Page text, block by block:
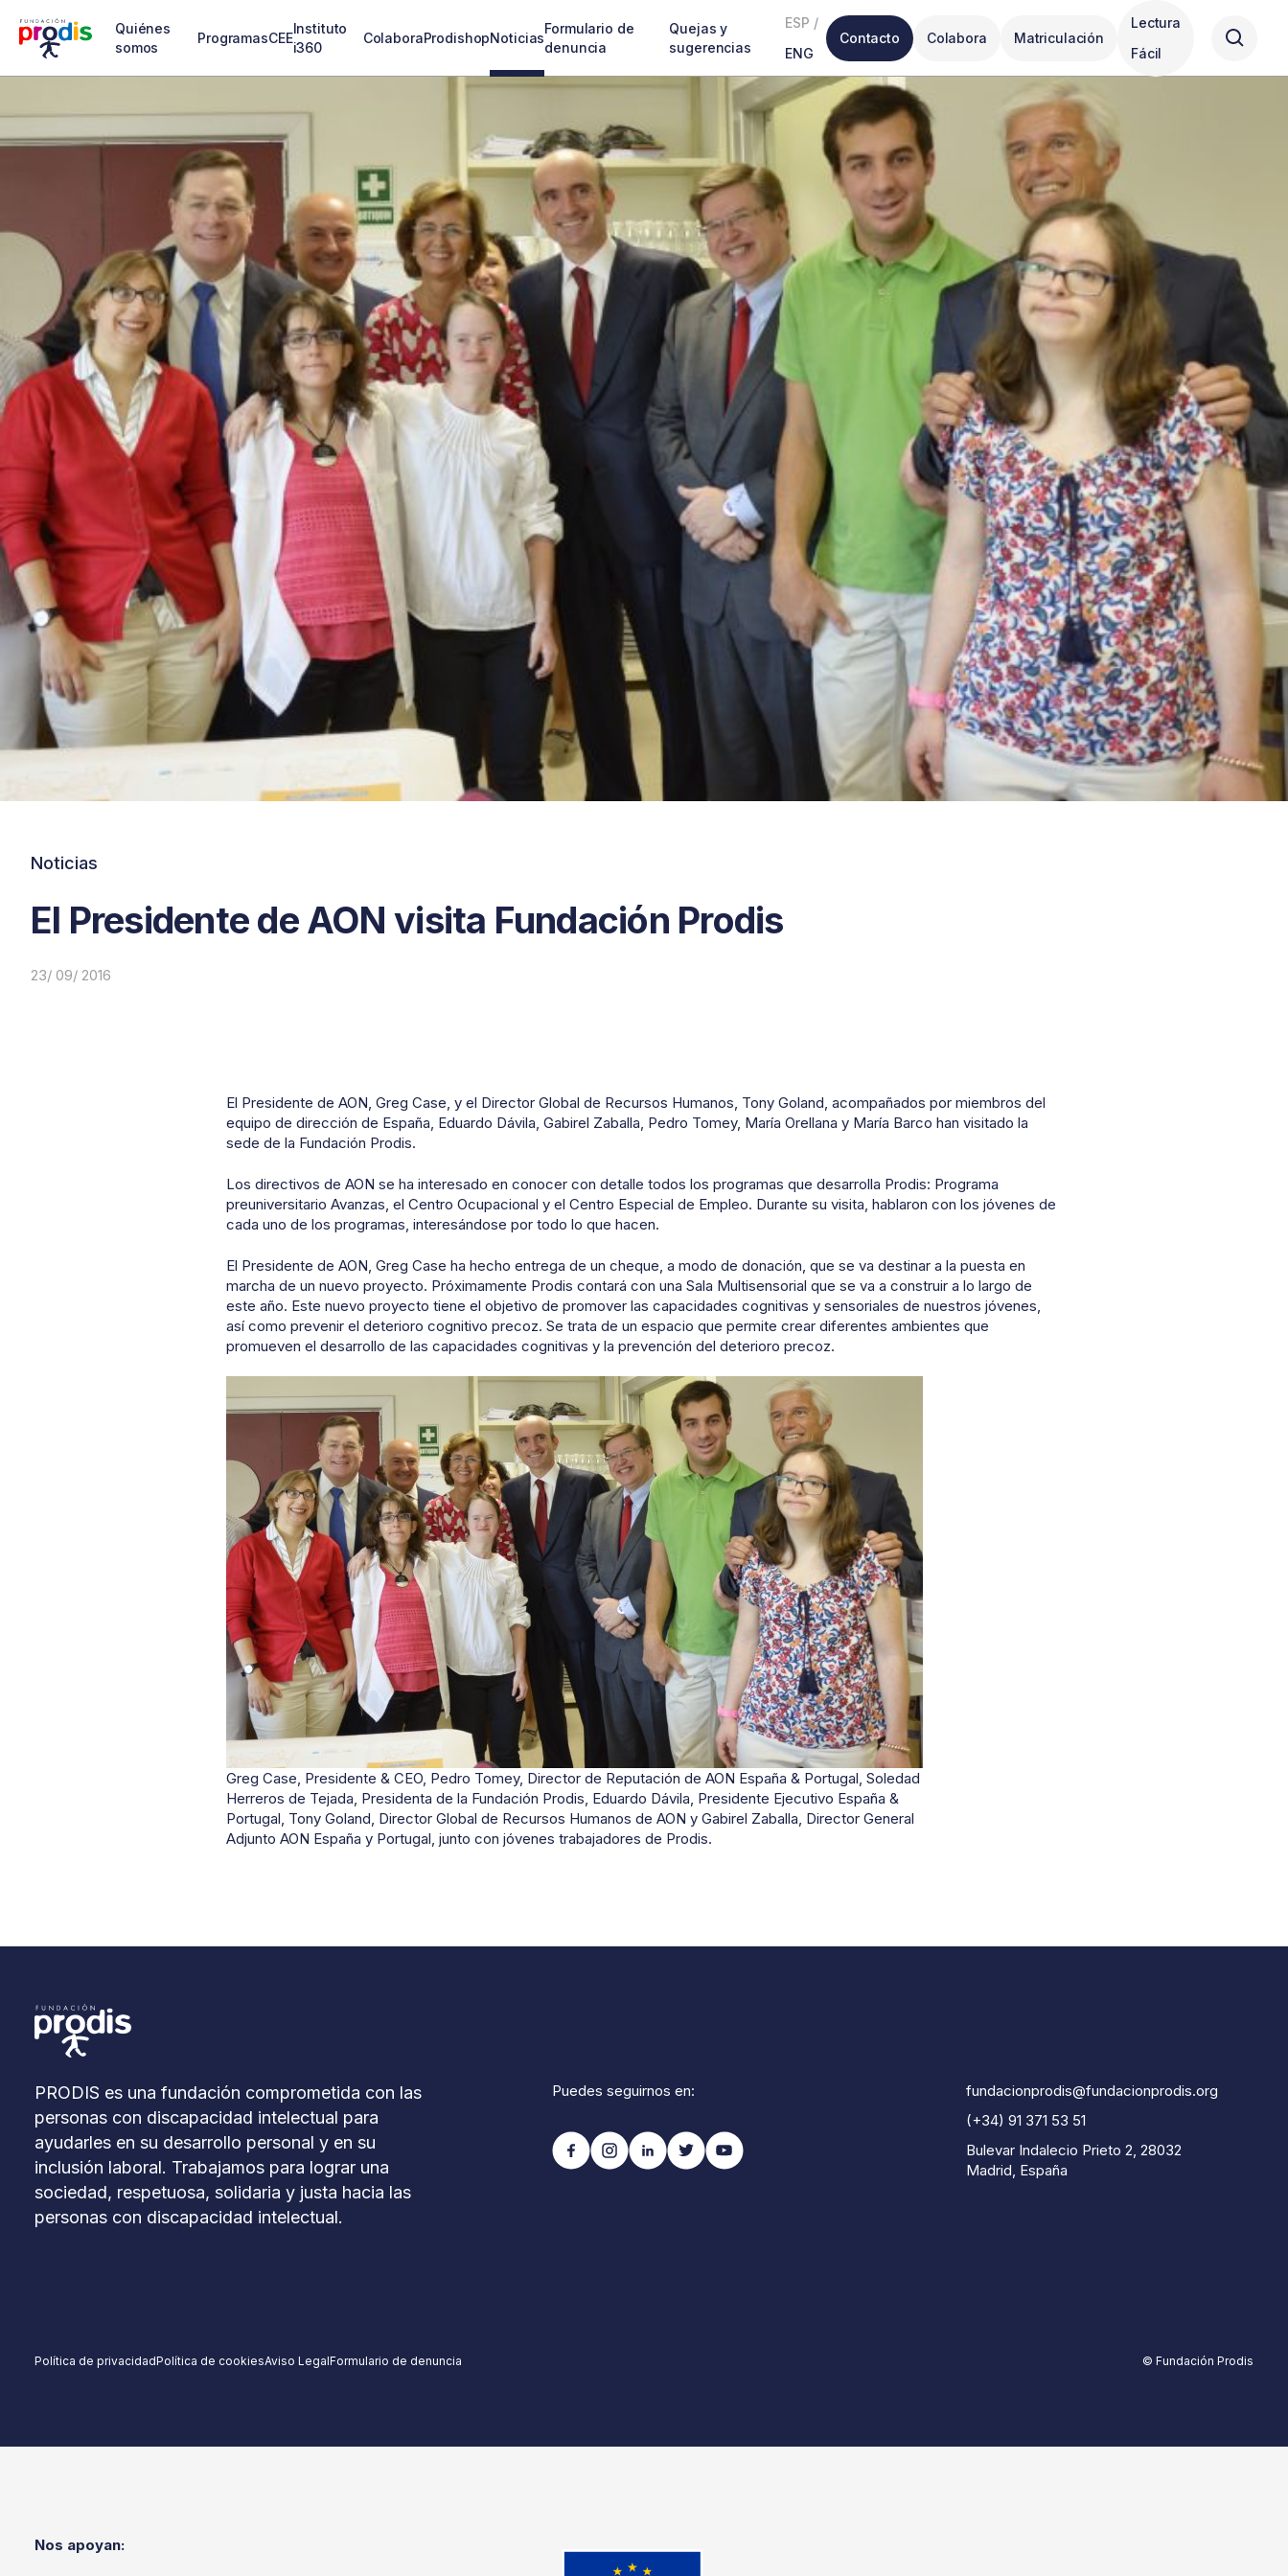
Quiénes
somos
ProgramasCEE
Instituto
i360
ColaboraProdishopNoticias
Formulario de
denuncia
Quejas y
sugerencias
ESP /
ENG
Contacto Colabora Matriculación
Lectura
Fácil
Noticias
El Presidente de AON visita Fundación Prodis
23/ 09/ 2016
El Presidente de AON, Greg Case, y el Director Global de Recursos Humanos, Tony Goland, acompañados por miembros del
equipo de dirección de España, Eduardo Dávila, Gabirel Zaballa, Pedro Tomey, María Orellana y María Barco han visitado la
sede de la Fundación Prodis.
Los directivos de AON se ha interesado en conocer con detalle todos los programas que desarrolla Prodis: Programa
preuniversitario Avanzas, el Centro Ocupacional y el Centro Especial de Empleo. Durante su visita, hablaron con los jóvenes de
cada uno de los programas, interesándose por todo lo que hacen.
El Presidente de AON, Greg Case ha hecho entrega de un cheque, a modo de donación, que se va destinar a la puesta en
marcha de un nuevo proyecto. Próximamente Prodis contará con una Sala Multisensorial que se va a construir a lo largo de
este año. Este nuevo proyecto tiene el objetivo de promover las capacidades cognitivas y sensoriales de nuestros jóvenes,
así como prevenir el deterioro cognitivo precoz. Se trata de un espacio que permite crear diferentes ambientes que
promueven el desarrollo de las capacidades cognitivas y la prevención del deterioro precoz.
Greg Case, Presidente & CEO, Pedro Tomey, Director de Reputación de AON España & Portugal, Soledad
Herreros de Tejada, Presidenta de la Fundación Prodis, Eduardo Dávila, Presidente Ejecutivo España &
Portugal, Tony Goland, Director Global de Recursos Humanos de AON y Gabirel Zaballa, Director General
Adjunto AON España y Portugal, junto con jóvenes trabajadores de Prodis.
PRODIS es una fundación comprometida con las
personas con discapacidad intelectual para
ayudarles en su desarrollo personal y en su
inclusión laboral. Trabajamos para lograr una
sociedad, respetuosa, solidaria y justa hacia las
personas con discapacidad intelectual.
Puedes seguirnos en:
fundacionprodis@fundacionprodis.org
(+34) 91 371 53 51
Bulevar Indalecio Prieto 2, 28032
Madrid, España
Política de privacidadPolítica de cookiesAviso LegalFormulario de denuncia © Fundación Prodis
Nos apoyan: